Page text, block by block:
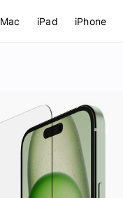
Mac iPad iPhone